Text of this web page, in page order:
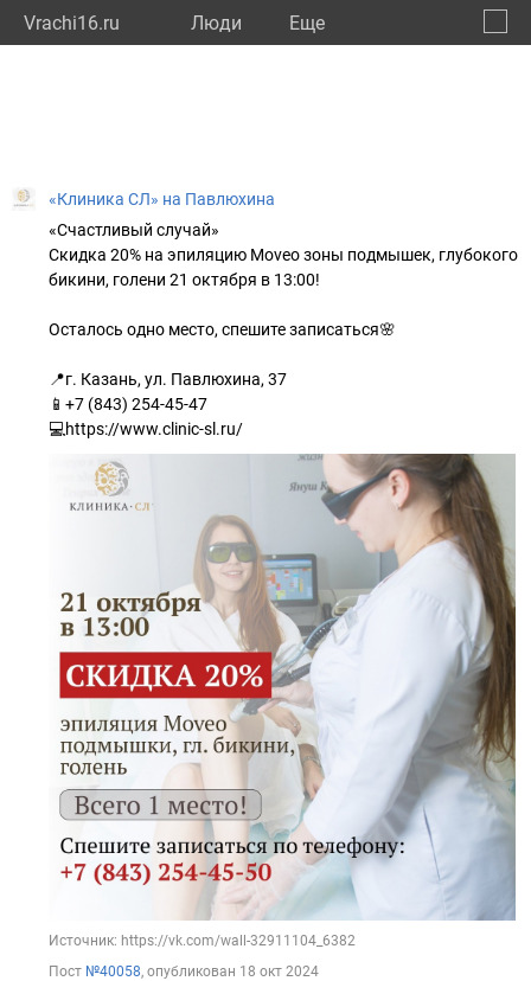
Vrachi16.ru Люди Eще
«Клиника СЛ» на Павлюхина
«Счастливый случай»
Скидка 20% на эпиляцию Moveo зоны подмышек, глубокого
бикини, голени 21 октября в 13:00!
Осталось одно место, спешите записаться🌸
📍г. Казань, ул. Павлюхина, 37
📱+7 (843) 254-45-47
💻https://www.clinic-sl.ru/
Источник: https://vk.com/wall-32911104_6382
Пост №40058, опубликован 18 окт 2024